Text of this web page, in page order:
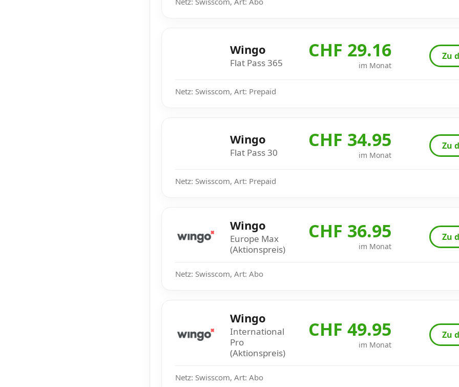
Wingo
Flat Pass 365
CHF 29.16
im Monat
Zu
Netz: Swisscom, Art: Prepaid
Wingo
Flat Pass 30
CHF 34.95
im Monat
Zu
Netz: Swisscom, Art: Prepaid
Wingo
Europe Max
(Aktionspreis)
CHF 36.95
im Monat
Zu
Netz: Swisscom, Art: Abo
Wingo
International
Pro
(Aktionspreis)
CHF 49.95
im Monat
Zu
Netz: Swisscom, Art: Abo